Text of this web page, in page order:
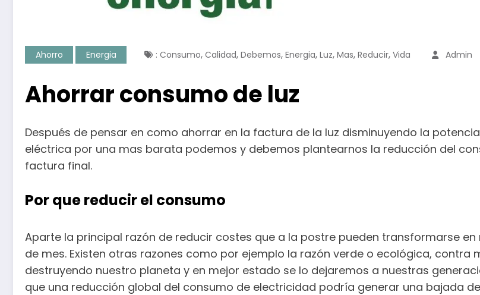
Ahorro Energia : Consumo, Calidad, Debemos, Energia, Luz, Mas, Reducir, Vida Admin
Ahorrar consumo de luz
Después de pensar en como ahorrar en la factura de la luz disminuyendo la
eléctrica por una mas barata podemos y debemos plantearnos la reducción del
factura final.
Por que reducir el consumo
Aparte la principal razón de reducir costes que a la postre pueden transformarse
de mes. Existen otras razones como por ejemplo la razón verde o ecológica,
destruyendo nuestro planeta y en mejor estado se lo dejaremos a nuestras
que una reducción global del consumo de electricidad podría generar una bajada